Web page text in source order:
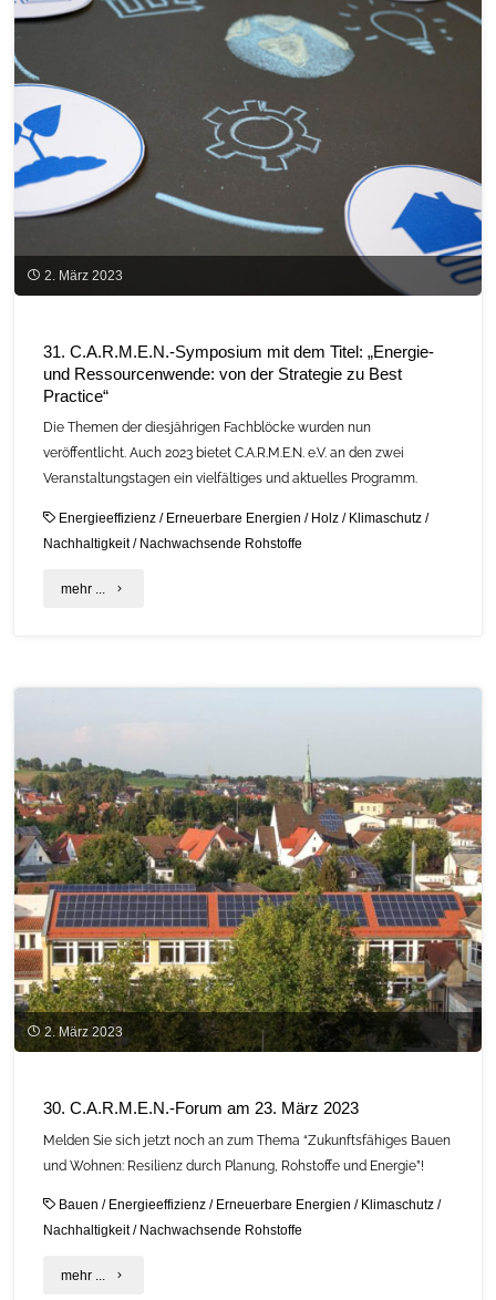
2. März 2023
31. C.A.R.M.E.N.-Symposium mit dem Titel: „Energie-
und Ressourcenwende: von der Strategie zu Best
Practice“
Die Themen der diesjährigen Fachblöcke wurden nun
veröffentlicht. Auch 2023 bietet C.A.R.M.E.N. e.V. an den zwei
Veranstaltungstagen ein vielfältiges und aktuelles Programm.
Energieeffizienz / Erneuerbare Energien / Holz / Klimaschutz /
Nachhaltigkeit/ Nachwachsende Rohstoffe
mehr ... "31.
Titel:
„Energie-
und
Ressourcenwende:
von
der
Strategie
zu
2. März 2023
30. C.A.R.M.E.N.-Forum am 23. März 2023
Melden Sie sich jetzt noch an zum Thema “Zukunftsfähiges Bauen
und Wohnen: Resilienz durch Planung, Rohstoffe und Energie”!
Bauen / Energieeffizienz / Erneuerbare Energien / Klimaschutz /
Nachhaltigkeit/ Nachwachsende Rohstoffe
mehr ... "30.